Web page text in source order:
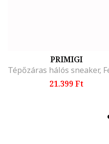
PRIMIGI
21.399 Ft